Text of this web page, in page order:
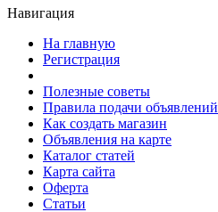
Навигация
На главную
Регистрация
Полезные советы
Правила подачи объявлений
Как создать магазин
Объявления на карте
Каталог статей
Карта сайта
Оферта
Статьи